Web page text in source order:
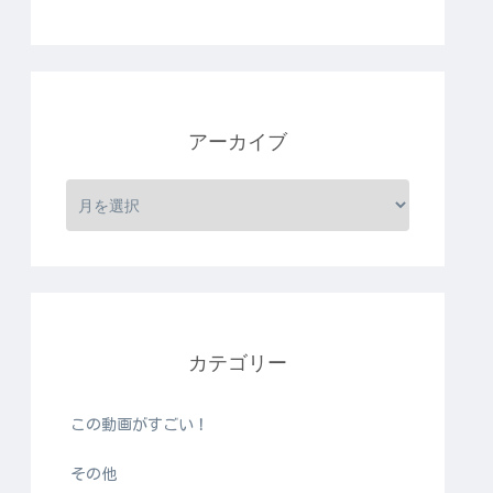
アーカイブ
カテゴリー
この動画がすごい！
その他